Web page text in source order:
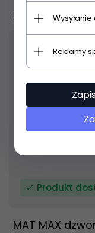
22, 00 PLN
Produkt
MAT MAX
Reklamy